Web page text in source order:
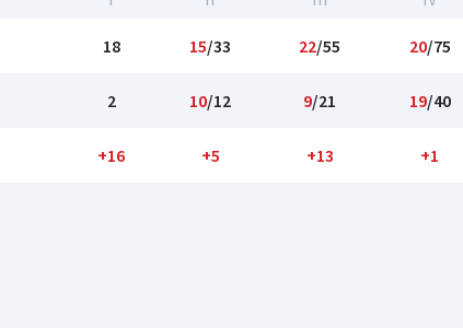
18 15/33 22/55 20/75
2 10/12 9/21 19/40
+16 +5 +13 +1